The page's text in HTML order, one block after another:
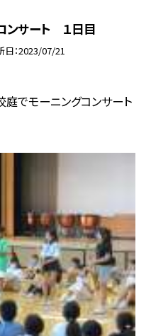
ンサート １日目
日 2023/07/21
庭でモーニングコンサート